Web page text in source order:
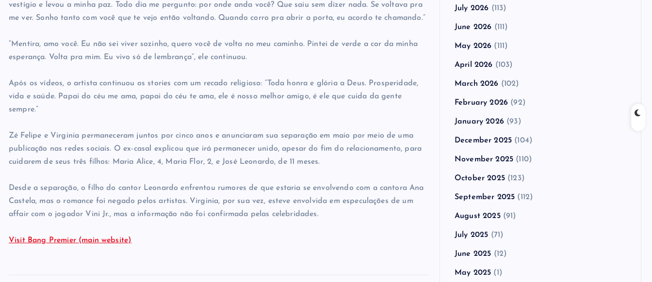
vestígio e levou a minha paz. Todo dia me pergunto: por onde anda você? Que saiu sem dizer nada. Se voltava pra
me ver. Sonho tanto com você que te vejo então voltando. Quando corro pra abrir a porta, eu acordo te chamando.”
“Mentira, amo você. Eu não sei viver sozinho, quero você de volta no meu caminho. Pintei de verde a cor da minha
esperança. Volta pra mim. Eu vivo só de lembrança”, ele continuou.
Após os vídeos, o artista continuou os stories com um recado religioso: “Toda honra e glória a Deus. Prosperidade,
vida e saúde. Papai do céu me ama, papai do céu te ama, ele é nosso melhor amigo, é ele que cuida da gente
sempre.”
Zé Felipe e Virginia permaneceram juntos por cinco anos e anunciaram sua separação em maio por meio de uma
publicação nas redes sociais. O ex-casal explicou que irá permanecer unido, apesar do fim do relacionamento, para
cuidarem de seus três filhos: Maria Alice, 4, Maria Flor, 2, e José Leonardo, de 11 meses.
Desde a separação, o filho do cantor Leonardo enfrentou rumores de que estaria se envolvendo com a cantora Ana
Castela, mas o romance foi negado pelos artistas. Virginia, por sua vez, esteve envolvida em especulações de um
affair com o jogador Vini Jr., mas a informação não foi confirmada pelas celebridades.
Visit Bang Premier (main website)
July 2026 (113)
June 2026 (111)
May 2026 (111)
April 2026 (103)
March 2026 (102)
February 2026 (92)
January 2026(93)
December 2025 (104)
November 2025 (110)
October 2025(123)
September 2025 (112)
August 2025(91)
July 2025 (71)
June 2025 (12)
May 2025 (1)